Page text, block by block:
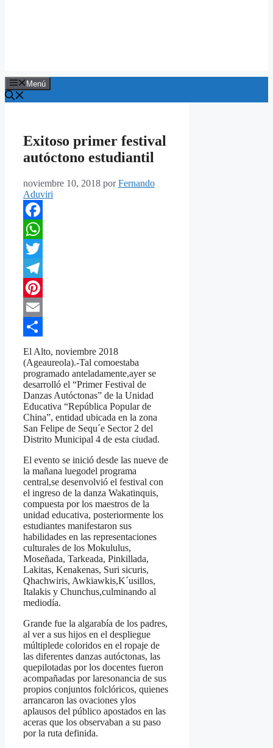
Menú
Exitoso primer festival
autóctono estudiantil
noviembre 10, 2018 porFernando
Aduviri
Facebook
WhatsApp
Twitter
Telegram
Pinterest
Email
Compartir
El Alto, noviembre 2018
(Ageaureola).-Tal comoestaba
programado anteladamente,ayer se
desarrolló el “Primer Festival de
Danzas Autóctonas” de la Unidad
Educativa “República Popular de
China”, entidad ubicada en la zona
San Felipe de Sequ´e Sector 2 del
Distrito Municipal 4 de esta ciudad.
El evento se inició desde las nueve de
la mañana luegodel programa
central,se desenvolvió el festival con
el ingreso de la danza Wakatinquis,
compuesta por los maestros de la
unidad educativa, posteriormente los
estudiantes manifestaron sus
habilidades en las representaciones
culturales de los Mokululus,
Moseñada, Tarkeada, Pinkillada,
Lakitas, Kenakenas, Suri sicuris,
Qhachwiris, Awkiawkis,K´usillos,
Italakis y Chunchus,culminando al
mediodía.
Grande fue la algarabía de los padres,
al ver a sus hijos en el despliegue
múltiplede coloridos en el ropaje de
las diferentes danzas autóctonas, las
quepilotadas por los docentes fueron
acompañadas por laresonancia de sus
propios conjuntos folclóricos, quienes
arrancaron las ovaciones ylos
aplausos del público apostados en las
aceras que los observaban a su paso
por la ruta definida.